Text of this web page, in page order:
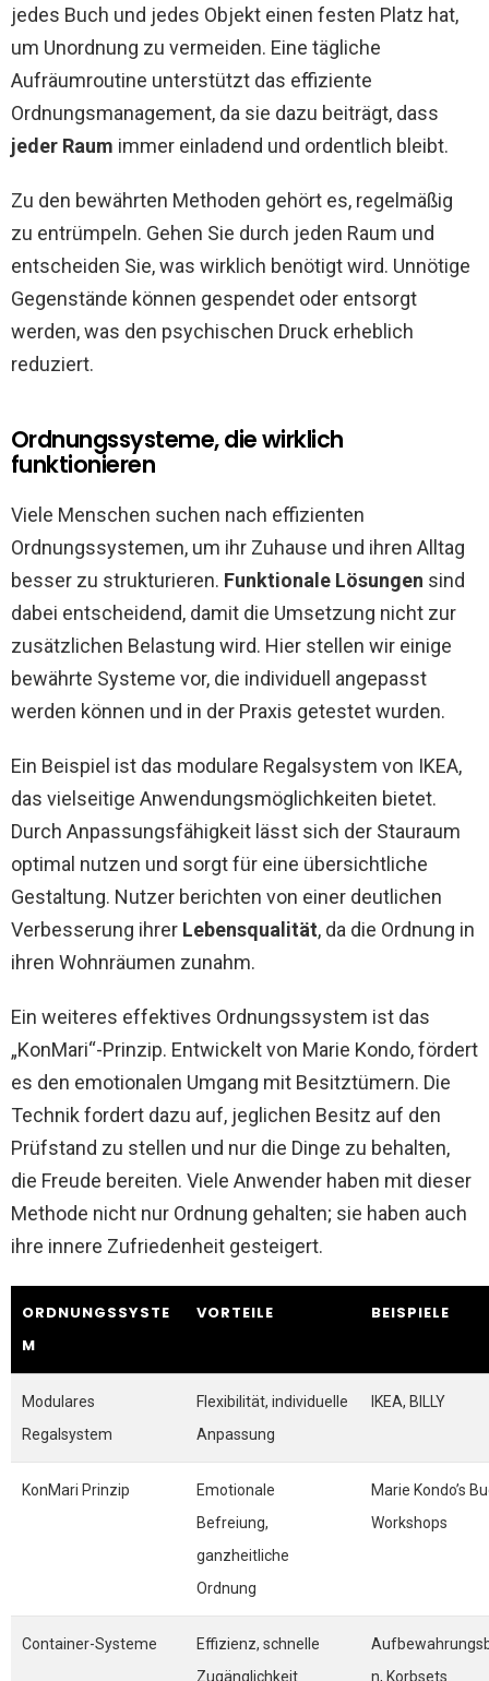
jedes Buch und jedes Objekt einen festen Platz hat,
um Unordnung zu vermeiden. Eine tägliche
Aufräumroutine unterstützt das effiziente
Ordnungsmanagement, da sie dazu beiträgt, dass
jeder Raum immer einladend und ordentlich bleibt.
Zu den bewährten Methoden gehört es, regelmäßig
zu entrümpeln. Gehen Sie durch jeden Raum und
entscheiden Sie, was wirklich benötigt wird. Unnötige
Gegenstände können gespendet oder entsorgt
werden, was den psychischen Druck erheblich
reduziert.
Ordnungssysteme, die wirklich
funktionieren
Viele Menschen suchen nach effizienten
Ordnungssystemen, um ihr Zuhause und ihren Alltag
besser zu strukturieren. Funktionale Lösungen sind
dabei entscheidend, damit die Umsetzung nicht zur
zusätzlichen Belastung wird. Hier stellen wir einige
bewährte Systeme vor, die individuell angepasst
werden können und in der Praxis getestet wurden.
Ein Beispiel ist das modulare Regalsystem von IKEA,
das vielseitige Anwendungsmöglichkeiten bietet.
Durch Anpassungsfähigkeit lässt sich der Stauraum
optimal nutzen und sorgt für eine übersichtliche
Gestaltung. Nutzer berichten von einer deutlichen
Verbesserung ihrer Lebensqualität, da die Ordnung in
ihren Wohnräumen zunahm.
Ein weiteres effektives Ordnungssystem ist das
„KonMari“-Prinzip. Entwickelt von Marie Kondo, fördert
es den emotionalen Umgang mit Besitztümern. Die
Technik fordert dazu auf, jeglichen Besitz auf den
Prüfstand zu stellen und nur die Dinge zu behalten,
die Freude bereiten. Viele Anwender haben mit dieser
Methode nicht nur Ordnung gehalten; sie haben auch
ihre innere Zufriedenheit gesteigert.
ORDNUNGSSYSTE
M
VORTEILE BEISPIELE
Modulares
Regalsystem
Flexibilität, individuelle
Anpassung
IKEA, BILLY
KonMari Prinzip
Emotionale
Befreiung,
ganzheitliche
Ordnung
Marie Kondo’s
Workshops
Container-Systeme
Effizienz, schnelle
Zugänglichkeit
n, Korbsets